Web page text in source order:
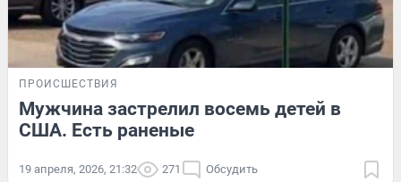
ПРОИСШЕСТВИЯ
Мужчина застрелил восемь детей в
США. Есть раненые
19 апреля, 2026, 21:32 271 Обсудить